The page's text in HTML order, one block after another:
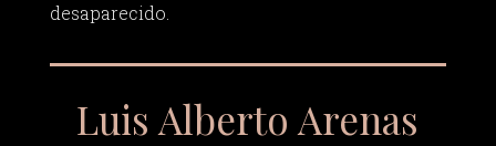
desaparecido.
Luis Alberto Arenas